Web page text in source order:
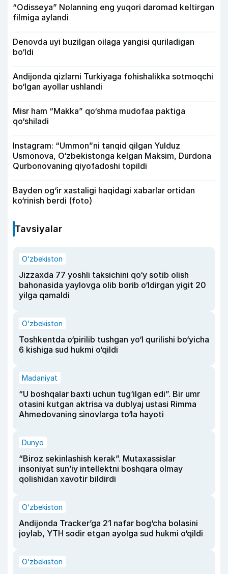
“Odisseya” Nolanning eng yuqori daromad keltirgan
filmiga aylandi
Denovda uyi buzilgan oilaga yangisi quriladigan
bo‘ldi
Andijonda qizlarni Turkiyaga fohishalikka sotmoqchi
bo‘lgan ayollar ushlandi
Misr ham “Makka” qo‘shma mudofaa paktiga
qo‘shiladi
Instagram: “Ummon”ni tanqid qilgan Yulduz
Usmonova, O‘zbekistonga kelgan Maksim, Durdona
Qurbonovaning qiyofadoshi topildi
Bayden og‘ir xastaligi haqidagi xabarlar ortidan
ko‘rinish berdi (foto)
Tavsiyalar
O‘zbekiston
Jizzaxda 77 yoshli taksichini qo‘y sotib olish
bahonasida yaylovga olib borib o‘ldirgan yigit 20
yilga qamaldi
O‘zbekiston
Toshkentda o‘pirilib tushgan yo‘l qurilishi bo‘yicha
6 kishiga sud hukmi o‘qildi
Madaniyat
“U boshqalar baxti uchun tug‘ilgan edi”. Bir umr
otasini kutgan aktrisa va dublyaj ustasi Rimma
Ahmedovaning sinovlarga to‘la hayoti
Dunyo
“Biroz sekinlashish kerak”. Mutaxassislar
insoniyat sun’iy intellektni boshqara olmay
qolishidan xavotir bildirdi
O‘zbekiston
Andijonda Tracker’ga 21 nafar bog‘cha bolasini
joylab, YTH sodir etgan ayolga sud hukmi o‘qildi
O‘zbekiston